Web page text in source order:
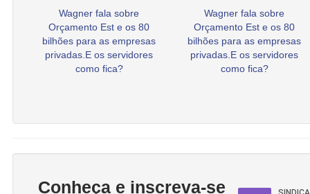
Wagner fala sobre
Orçamento Est e os 80
bilhões para as empresas
privadas.E os servidores
como fica?
Wagner fala sobre
Orçamento Est e os 80
bilhões para as empresas
privadas.E os servidores
como fica?
Conheça e inscreva-se